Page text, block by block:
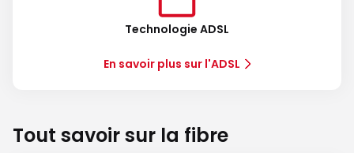
Technologie ADSL
En savoir plus sur l'ADSL
Tout savoir sur la fibre